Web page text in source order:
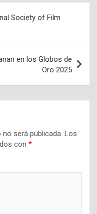
Society of Film
en los Globos de
Oro 2025
será publicada. Los
con *